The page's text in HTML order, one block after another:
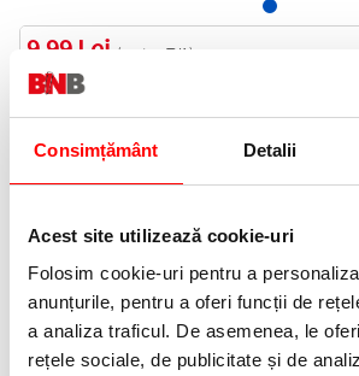
Consimțământ Detalii
Acest site utilizează cookie-uri
Folosim cookie-uri pentru a
anunțurile, pentru a oferi funcții de
a analiza traficul. De asemenea, le
rețele sociale, de publicitate și de
9,99 Lei (pret cu TVA)
In stoc
10 puncte de fidelitate
Bucati:
Cod produs:873340
Informatii livrare
Telefon:
0372 552 601